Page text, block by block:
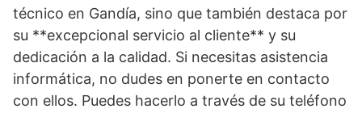
técnico en Gandía, sino que también destaca por
su **excepcional servicio al cliente** y su
dedicación a la calidad. Si necesitas asistencia
informática, no dudes en ponerte en contacto
con ellos. Puedes hacerlo a través de su teléfono